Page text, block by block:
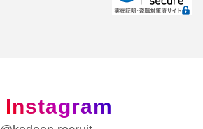
Instagram